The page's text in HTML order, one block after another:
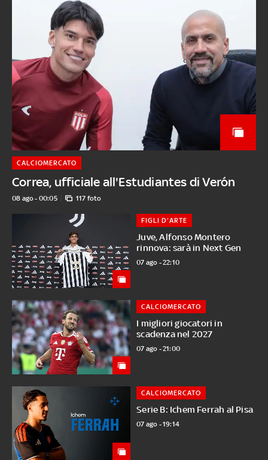
Correa, ufficiale all'Estudiantes di Verón
CALCIOMERCATO
08 ago - 00:05 117 foto
Juve, Alfonso Montero
rinnova: sarà in Next Gen
FIGLI D'ARTE
07 ago - 22:10
I migliori giocatori in
scadenza nel 2027
CALCIOMERCATO
07 ago - 21:00
Serie B: Ichem Ferrah al Pisa
CALCIOMERCATO
07 ago - 19:14